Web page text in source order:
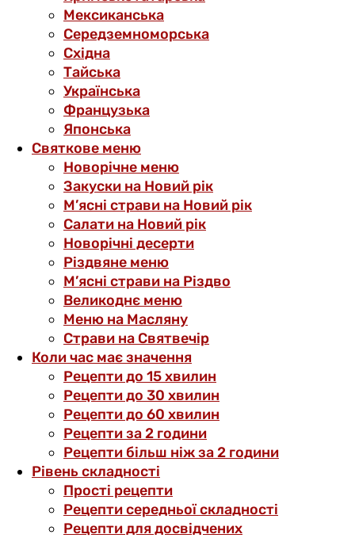
Мексиканська
Середземноморська
Східна
Тайська
Українська
Французька
Японська
Святкове меню
Новорічне меню
Закуски на Новий рік
М’ясні страви на Новий рік
Салати на Новий рік
Новорічні десерти
Різдвяне меню
М’ясні страви на Різдво
Великоднє меню
Меню на Масляну
Страви на Святвечір
Коли час має значення
Рецепти до 15 хвилин
Рецепти до 30 хвилин
Рецепти до 60 хвилин
Рецепти за 2 години
Рецепти більш ніж за 2 години
Рівень складності
Прості рецепти
Рецепти середньої складності
Рецепти для досвідчених